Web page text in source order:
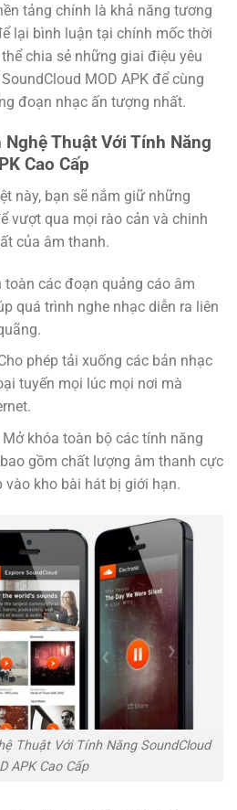
tảng chính là khả năng tương
lại bình luận tại chính mốc thời
chia sẻ những giai điệu yêu
MOD APK để cùng
đoạn nhạc ấn tượng nhất.
Thuật Với Tính Năng
Cao Cấp
này, bạn sẽ nắm giữ những
vượt qua mọi rào cản và chinh
của âm thanh.
toàn các đoạn quảng cáo âm
quá trình nghe nhạc diễn ra liên
phép tải xuống các bản nhạc
tuyến mọi lúc mọi nơi mà
Mở khóa toàn bộ các tính năng
gồm chất lượng âm thanh cực
vào kho bài hát bị giới hạn.
Thuật Với Tính Năng SoundCloud
APK Cao Cấp